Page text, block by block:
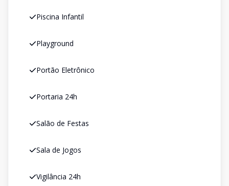
Piscina Infantil
Playground
Portão Eletrônico
Portaria 24h
Salão de Festas
Sala de Jogos
Vigilância 24h